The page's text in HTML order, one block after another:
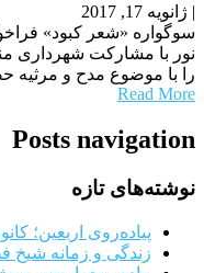
| ژانویه 17, 2017
سوگواره «شعر کبود»
نور با مشارکت شهرداری
را با موضوع مدح و
Read More
Posts navigation
نوشته‌های تازه
پیاده‌روی اربعین؛
زندگی و زمانه شیخ